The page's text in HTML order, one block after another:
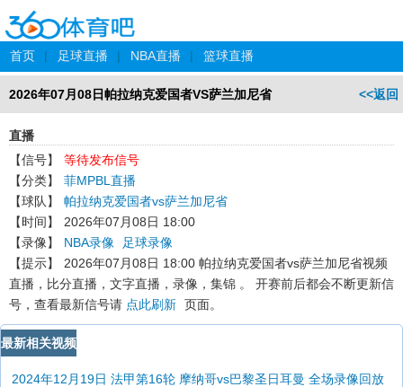
首页 | 足球直播 | NBA直播 | 篮球直播
<<返回
2026年07月08日帕拉纳克爱国者VS萨兰加尼省
直播
【信号】
等待发布信号
【分类】
菲MPBL直播
【球队】
帕拉纳克爱国者vs萨兰加尼省
【时间】
2026年07月08日 18:00
【录像】
NBA录像
足球录像
【提示】
2026年07月08日 18:00 帕拉纳克爱国者vs萨兰加尼省视频
直播，比分直播，文字直播，录像，集锦 。 开赛前后都会不断更新信
号，查看最新信号请 点此刷新 页面。
最新相关视频
2024年12月19日 法甲第16轮 摩纳哥vs巴黎圣日耳曼 全场录像回放